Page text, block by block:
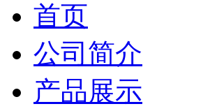
首页
公司简介
产品展示